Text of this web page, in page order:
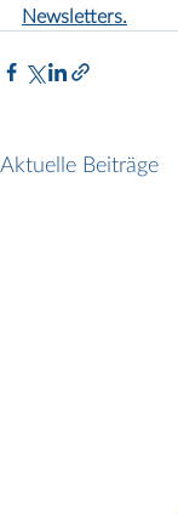
Newsletters.
Aktuelle Beiträge